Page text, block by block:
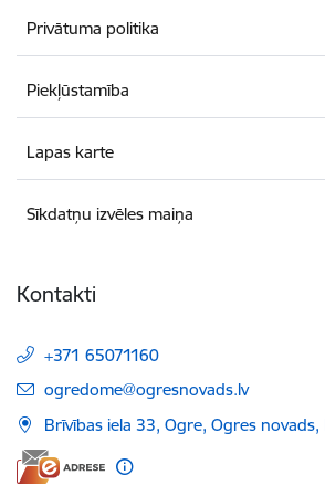
Privātuma politika
Piekļūstamība
Lapas karte
Sīkdatņu izvēles maiņa
Kontakti
+371 65071160
E-pasts:
ogredome@ogresnovads.lv
Brīvības iela 33, Ogre, Ogres novads,